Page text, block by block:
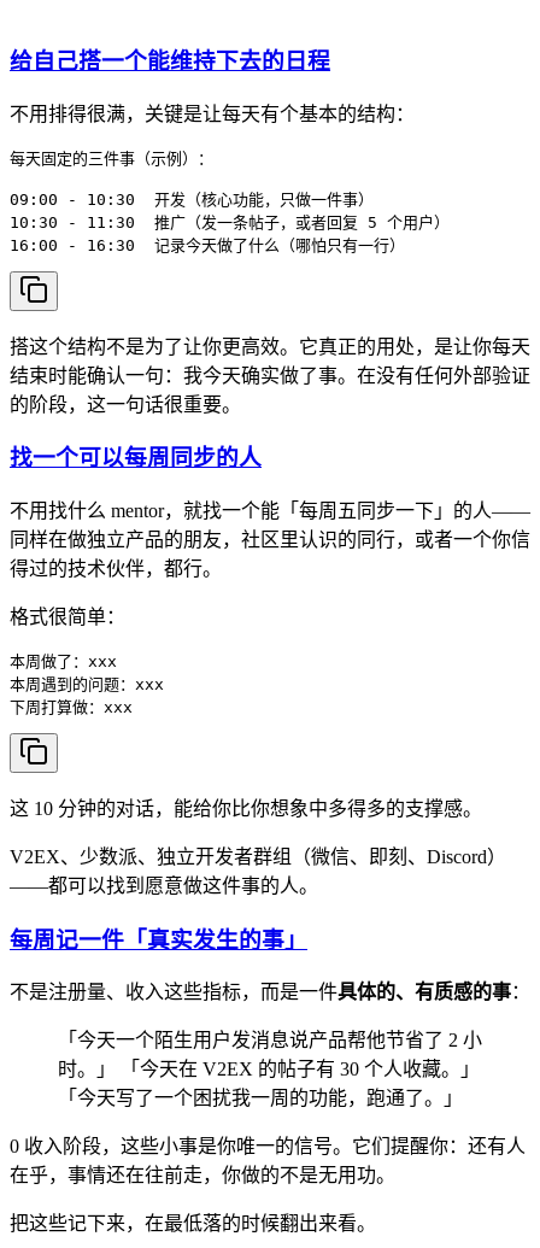
给自己搭一个能维持下去的日程
不用排得很满，关键是让每天有个基本的结构：
每天固定的三件事（示例）：
09:00 - 10:30  开发（核心功能，只做一件事）
10:30 - 11:30  推广（发一条帖子，或者回复 5 个用户）
搭这个结构不是为了让你更高效。它真正的用处，是让你每天
结束时能确认一句：我今天确实做了事。在没有任何外部验证
的阶段，这一句话很重要。
找一个可以每周同步的人
不用找什么 mentor，就找一个能「每周五同步一下」的人——
同样在做独立产品的朋友，社区里认识的同行，或者一个你信
得过的技术伙伴，都行。
格式很简单：
本周做了：xxx
本周遇到的问题：xxx
这 10 分钟的对话，能给你比你想象中多得多的支撑感。
V2EX、少数派、独立开发者群组（微信、即刻、Discord）
——都可以找到愿意做这件事的人。
每周记一件「真实发生的事」
不是注册量、收入这些指标，而是一件具体的、有质感的事：
「今天一个陌生用户发消息说产品帮他节省了 2 小
时。」 「今天在 V2EX 的帖子有 30 个人收藏。」
「今天写了一个困扰我一周的功能，跑通了。」
0 收入阶段，这些小事是你唯一的信号。它们提醒你：还有人
在乎，事情还在往前走，你做的不是无用功。
把这些记下来，在最低落的时候翻出来看。